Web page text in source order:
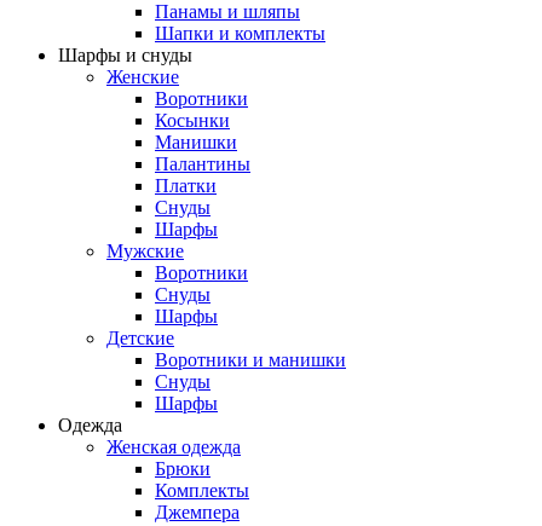
Панамы и шляпы
Шапки и комплекты
Шарфы и снуды
Женские
Воротники
Косынки
Манишки
Палантины
Платки
Снуды
Шарфы
Мужские
Воротники
Снуды
Шарфы
Детские
Воротники и манишки
Снуды
Шарфы
Одежда
Женская одежда
Брюки
Комплекты
Джемпера